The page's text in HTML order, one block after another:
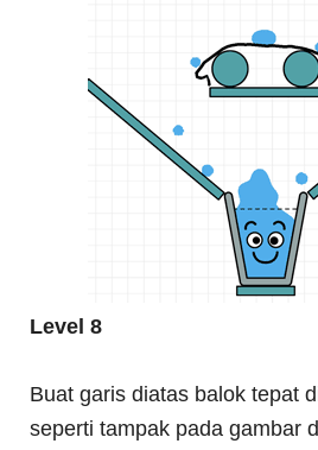
Level 8
Buat garis diatas balok tepat
seperti tampak pada gambar